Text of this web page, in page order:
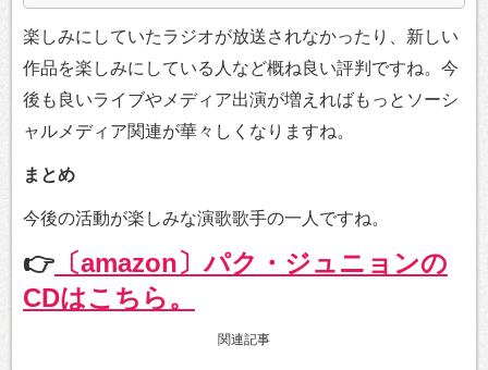
楽しみにしていたラジオが放送されなかったり、新しい
作品を楽しみにしている人など概ね良い評判ですね。今
後も良いライブやメディア出演が増えればもっとソーシ
ャルメディア関連が華々しくなりますね。
まとめ
今後の活動が楽しみな演歌歌手の一人ですね。
👉 〔amazon〕パク・ジュニョンの
CDはこちら。
関連記事